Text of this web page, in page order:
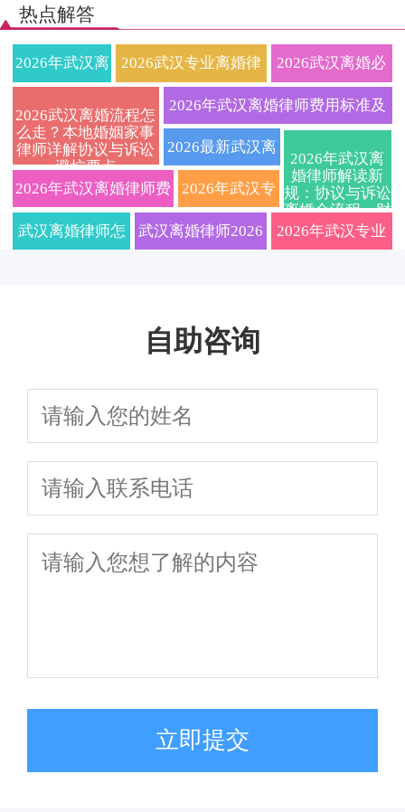
热点解答
2026年武汉离
南：财产分割
与抚养权纠纷
一站式解决全
攻略
2026武汉专业离婚律
师在线免费咨询：快
速解决财产分割与子
女抚养纠纷，定制离
婚协议服务
2026武汉离婚必
看！资深离婚律
与子女抚养权争
夺核心要点，免
费咨询通道限时
2026武汉离婚流程怎
么走？本地婚姻家事
律师详解协议与诉讼
避坑要点
2026年武汉离婚律师费用标准及
流程解析：资深婚姻家事律师教
你如何选对专业团队避免踩坑
2026最新武汉离
婚流程及费用标
准，专业武汉离
离婚区别，附子
2026年武汉离婚律师费
用标准大揭秘！附协议
2026年武汉专
业婚姻家事律
分割全攻略，
2026年武汉离
婚律师解读新
规：协议与诉讼
离婚全流程、财
产分割、子女抚
养权争夺及法律
武汉离婚律师怎
取权益
武汉离婚律师2026
节，这些要点影响
2026年武汉专业
自助咨询
立即提交